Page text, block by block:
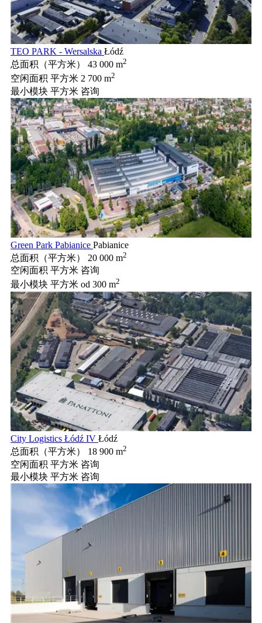
TEO PARK - Wersalska Łódź
总面积（平方米）
43 000 m2
空闲面积 平方米 2 700 m2
最小模块 平方米 咨询
Green Park Pabianice Pabianice
总面积（平方米）
20 000 m2
空闲面积 平方米 咨询
最小模块 平方米 od 300 m2
City Logistics Łódź IV Łódź
总面积（平方米）
18 900 m2
空闲面积 平方米 咨询
最小模块 平方米 咨询